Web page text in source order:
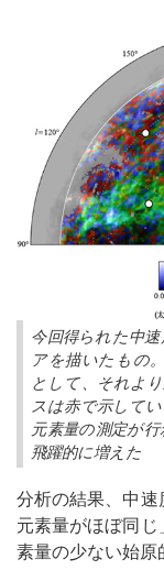
今回得られた中
アを描いたもの
として、それよ
スは赤で示して
元素量の測定が
飛躍的に増えた
分析の結果、中
元素量がほぼ同
素量の少ない始原